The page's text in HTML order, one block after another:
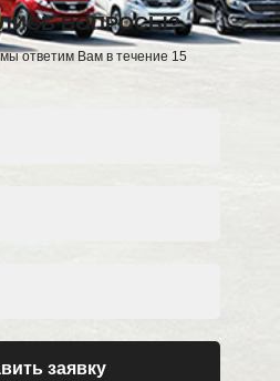
ВОПРОСЫ?
ответим Вам в течение 15
заявку